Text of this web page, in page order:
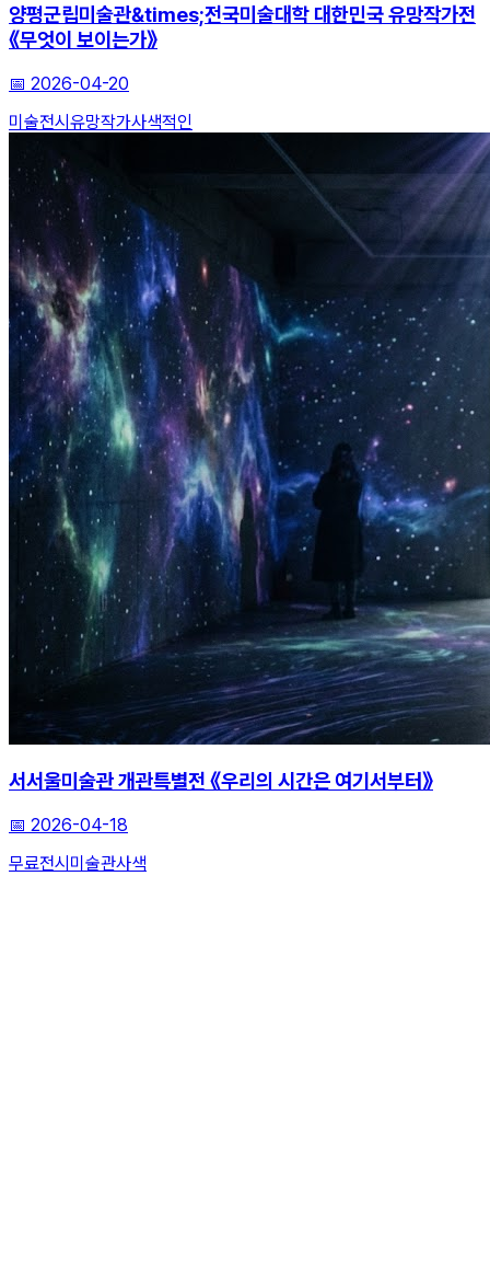
양평군립미술관&times;전국미술대학 대한민국 유망작가전
《무엇이 보이는가》
📅 2026-04-20
미술전시 유망작가사색적인
서서울미술관 개관특별전 《우리의 시간은 여기서부터》
📅 2026-04-18
무료전시 미술관사색